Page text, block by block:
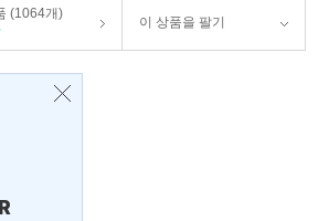
(1064개)
이 상품을 팔기